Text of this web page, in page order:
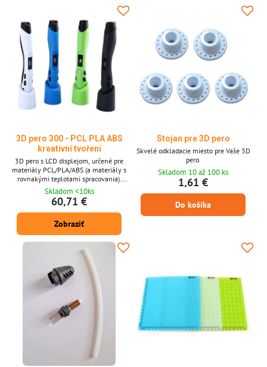
3D pero 300 - PCL PLA ABS
kreativní tvoření
3D pero s LCD displejom, určené pre
materiály PCL/PLA/ABS (a materiály s
rovnakými teplotami spracovania).
Pomocou pera môžete vytvárať rôzne 3D
objekty. Pero rozvíja priestorovú
predstavivosť. Ideálna na lepenie a
opravu modelov. Super darček pre deti a
vlastníkov 3D tlačiarní.
Skladom <10ks
60,71 €
Zobraziť
Stojan pre 3D pero
Skvelé odkladacie miesto pre Vaše 3D
pero.
Skladom 10 až 100 ks
1,61 €
Do košíka